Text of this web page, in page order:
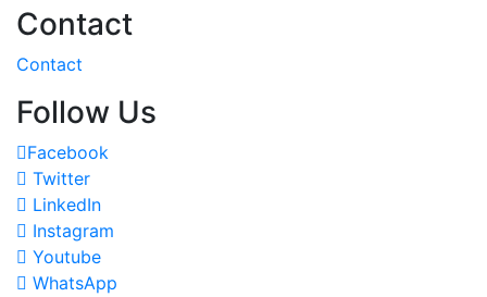
Contact
Contact
Follow Us
Facebook
Twitter
LinkedIn
Instagram
Youtube
WhatsApp